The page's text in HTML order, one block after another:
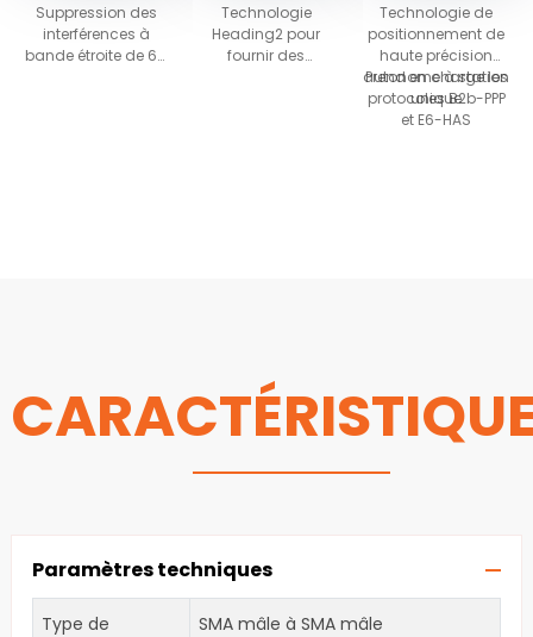
Suppression des
interférences à
bande étroite de 60
Technologie
Heading2 pour
fournir des
Technologie de
positionnement de
haute précision
autonome à station
unique
Prend en charge les
protocoles B2b-PPP
et E6-HAS
Paramètres techniques
Type de
SMA mâle à SMA mâle